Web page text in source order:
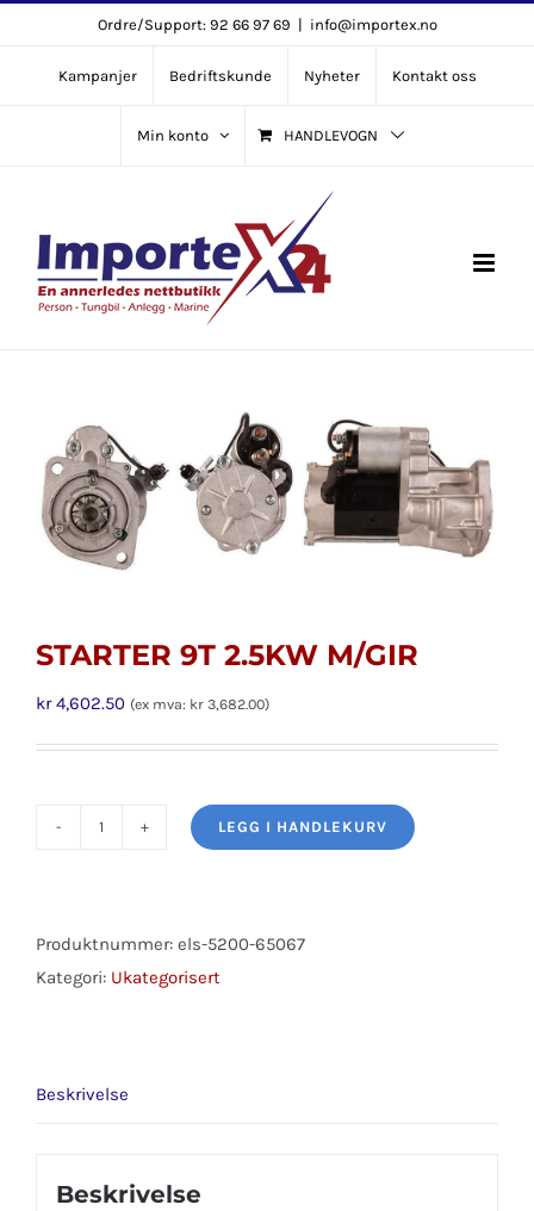
content
Ordre/Support: 92 66 97 69 | info@importex.no
Kampanjer Bedriftskunde Nyheter Kontakt oss
Min konto HANDLEVOGN
STARTER 9T 2.5KW M/GIR
kr4,602.50 (ex mva: kr 3,682.00)
M/GIR
antall
LEGG I HANDLEKURV
Produktnummer: els-5200-65067
Kategori: Ukategorisert
Beskrivelse
Beskrivelse